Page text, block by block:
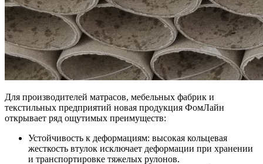
Для производителей матрасов, мебельных фабрик и
текстильных предприятий новая продукция ФомЛайн
открывает ряд ощутимых преимуществ:
Устойчивость к деформациям: высокая кольцевая
жесткость втулок исключает деформации при хранении
и транспортировке тяжелых рулонов.